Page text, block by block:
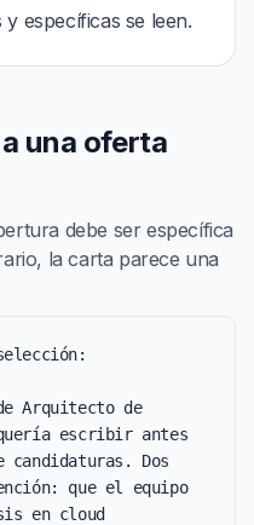
específicas se leen.
una oferta
debe ser específica
la carta parece una
Arquitecto de
escribir antes
candidaturas. Dos
que el equipo
en cloud